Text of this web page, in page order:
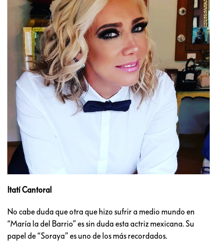
Itatí Cantoral
No cabe duda que otra que hizo sufrir a medio mundo en
“María la del Barrio” es sin duda esta actriz mexicana. Su
papel de “Soraya” es uno de los más recordados.